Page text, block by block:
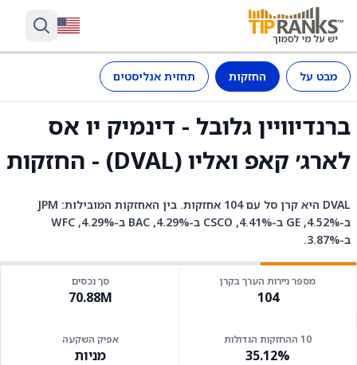
מבט על החזקות תחזית אנליסטים
ברנדיוויין גלובל - דינמיק יו אס
לארג׳ קאפ ואליו (DVAL) - החזקות
DVAL היא קרן סל עם 104 אחזקות. בין האחזקות המובילות: JPM
ב-4.52%, GE ב-4.41%, CSCO ב-4.29%, BAC ב-4.29%, WFC
ב-3.87%.
מספר ניירות הערך בקרן
104
סך נכסים
70.88M
10 ההחזקות הגדולות
35.12%
אפיק השקעה
מניות